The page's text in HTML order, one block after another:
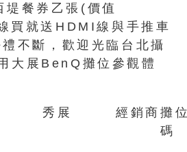
堤餐券乙張(價值
買就送HDMI線與手推車
不斷，歡迎光臨台北攝
大展BenQ攤位參觀體
秀展 經銷商 攤
碼